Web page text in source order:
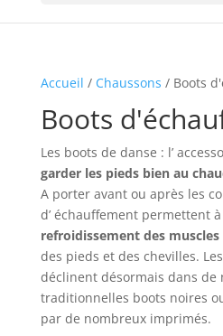
Accueil / Chaussons / Boots
Boots
Les boots de danse : l’
garder les pieds bien au
A porter avant ou après les
d’ échauffement permettent à
refroidissement des
des pieds et des chevilles.
déclinent désormais dans de
traditionnelles boots noires
par de nombreux imprimés.